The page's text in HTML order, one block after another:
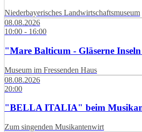
Niederbayerisches Landwirtschaftsmuseum
08.08.2026
10:00 - 16:00
"Mare Balticum - Gläserne
Museum im Fressenden Haus
08.08.2026
20:00
"BELLA ITALIA" beim
Zum singenden Musikantenwirt